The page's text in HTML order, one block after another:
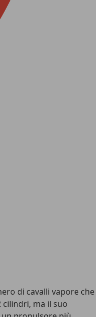
di cavalli vapore che
cilindri, ma il suo